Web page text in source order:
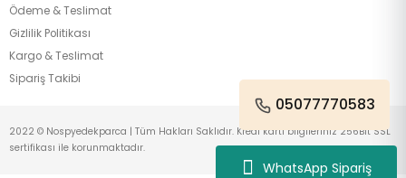
WhatsApp Sipariş
Ödeme & Teslimat
Gizlilik Politikası
Kargo & Teslimat
Sipariş Takibi
05077770583
2022 © Nospyedekparca | Tüm Hakları Saklıdır. Kredi kartı bilgileriniz 256Bit SSL
sertifikası ile korunmaktadır.